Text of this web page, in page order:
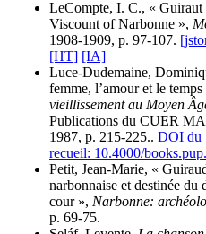
LeCompte, I. C., « Guiraut
Viscount of Narbonne »,
1908-1909, p. 97-107.
[HT] [IA]
Luce-Dudemaine,
femme, l’amour et le
vieillissement au Moyen
Publications du CUER MA
1987, p. 215-225.. DOI du
recueil: 10.4000/
Petit, Jean-Marie, «
narbonnaise et destinée du
cour », Narbonne:
p. 69-75.